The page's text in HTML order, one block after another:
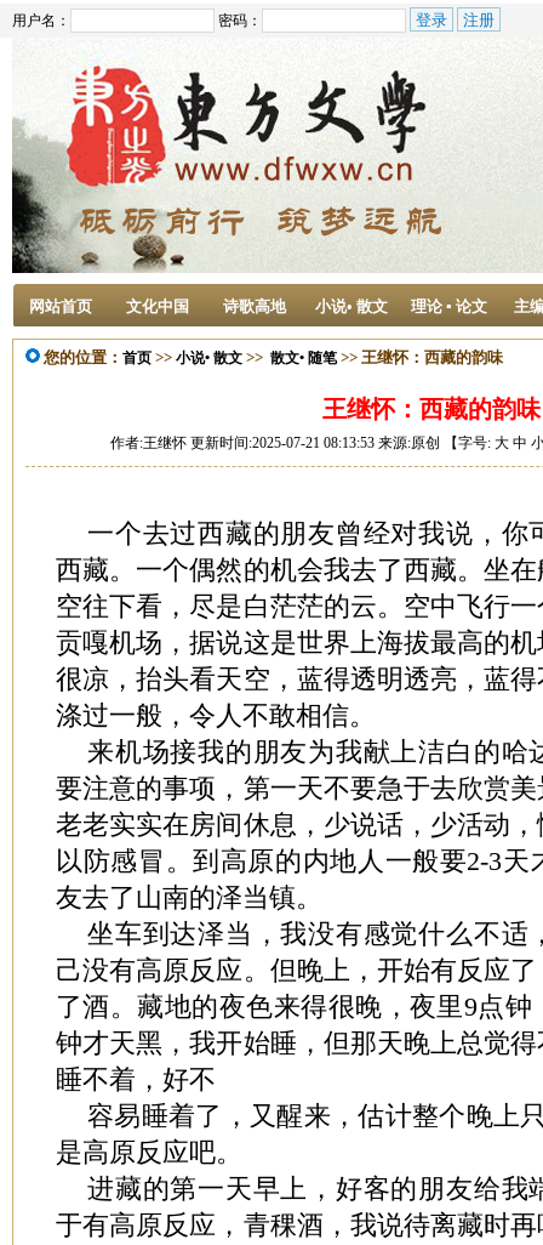
用户名： 密码：
网站首页 文化中国 诗歌高地 小说• 散文 理论 ▪ 论文 主
您的位置： 首页 >> 小说• 散文 >> 散文• 随笔>> 王继怀：西藏的韵味
王继怀：西藏的韵味
作者:王继怀 更新时间:2025-07-21 08:13:53 来源:原创 【字号: 大 中
一个去过西藏的朋友曾经对我说，你
西藏。一个偶然的机会我去了西藏。坐
空往下看，尽是白茫茫的云。空中飞行
贡嘎机场，据说这是世界上海拔最高的
很凉，抬头看天空，蓝得透明透亮，蓝
涤过一般，令人不敢相信。
来机场接我的朋友为我献上洁白的哈
要注意的事项，第一天不要急于去欣赏
老老实实在房间休息，少说话，少活动
以防感冒。到高原的内地人一般要2-3
友去了山南的泽当镇。
坐车到达泽当，我没有感觉什么不适
己没有高原反应。但晚上，开始有反应
了酒。藏地的夜色来得很晚，夜里9点
钟才天黑，我开始睡，但那天晚上总觉
睡不着，好不
容易睡着了，又醒来，估计整个晚上
是高原反应吧。
进藏的第一天早上，好客的朋友给我
于有高原反应，青稞酒，我说待离藏时